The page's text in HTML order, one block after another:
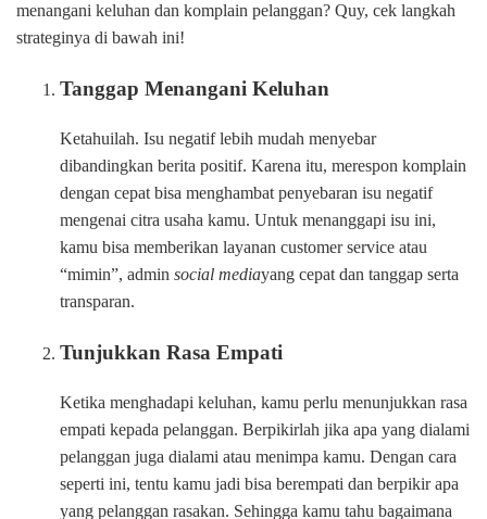
menangani keluhan dan komplain pelanggan? Quy, cek langkah
strateginya di bawah ini!
Tanggap Menangani Keluhan
Ketahuilah. Isu negatif lebih mudah menyebar
dibandingkan berita positif. Karena itu, merespon komplain
dengan cepat bisa menghambat penyebaran isu negatif
mengenai citra usaha kamu. Untuk menanggapi isu ini,
kamu bisa memberikan layanan customer service atau
“mimin”, admin social mediayang cepat dan tanggap serta
transparan.
Tunjukkan Rasa Empati
Ketika menghadapi keluhan, kamu perlu menunjukkan rasa
empati kepada pelanggan. Berpikirlah jika apa yang dialami
pelanggan juga dialami atau menimpa kamu. Dengan cara
seperti ini, tentu kamu jadi bisa berempati dan berpikir apa
yang pelanggan rasakan. Sehingga kamu tahu bagaimana